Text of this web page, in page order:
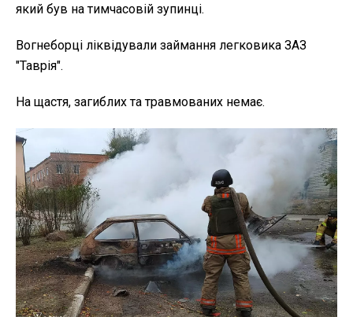
який був на тимчасовій зупинці.
Вогнеборці ліквідували займання легковика ЗАЗ
"Таврія".
На щастя, загиблих та травмованих немає.